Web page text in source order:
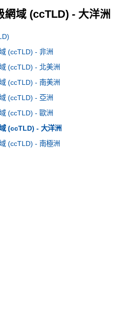
網域 (ccTLD) - 大洋洲
(ccTLD) - 非洲
(ccTLD) - 北美洲
(ccTLD) - 南美洲
(ccTLD) - 亞洲
(ccTLD) - 歐洲
(ccTLD) - 大洋洲
(ccTLD) - 南極洲